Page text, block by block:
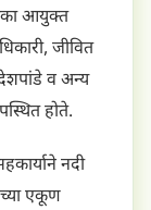
आयुक्त
जीवित
व अन्य
होते.
नदी
एकूण